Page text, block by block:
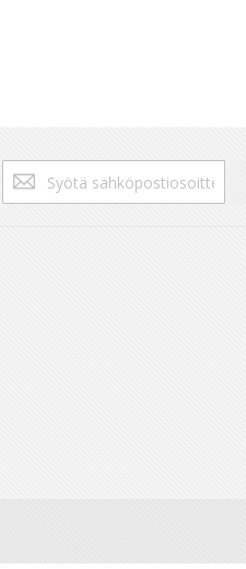
Tilaa
uutiskirjeemme: